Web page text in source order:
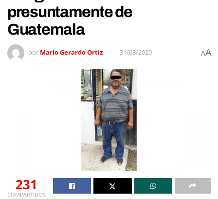
presuntamente de
Guatemala
por Mario Gerardo Ortiz 31/03/2020 AA
231
COMPARTIDOS